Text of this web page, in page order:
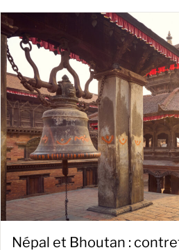
Népal et Bhoutan :